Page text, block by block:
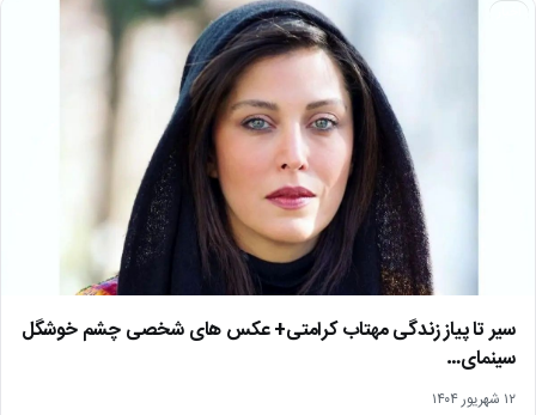
سیر تا پیاز زندگی مهتاب کرامتی+ عکس های شخصی چشم خوشگل
سینمای…
۱۲ شهریور ۱۴۰۴